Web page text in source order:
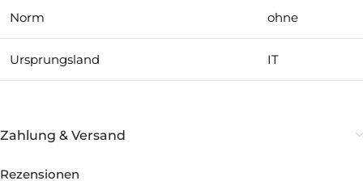
Norm ohne
Ursprungsland IT
Zahlung & Versand
Rezensionen